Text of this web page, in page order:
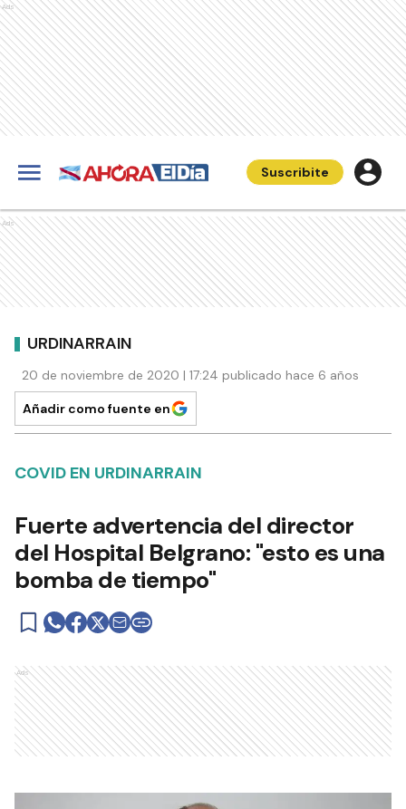
Ads
Suscribite
Ads
URDINARRAIN
20 de noviembre de 2020 | 17:24 publicado hace 6 años
Añadir como fuente en
COVID EN URDINARRAIN
Fuerte advertencia del director
del Hospital Belgrano: "esto es una
bomba de tiempo"
Ads